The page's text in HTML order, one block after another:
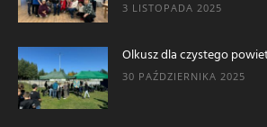
3 LISTOPADA 2025
Olkusz dla czystego
30 PAŹDZIERNIKA 2025